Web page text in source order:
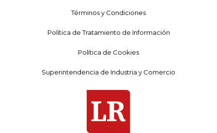
Términos y Condiciones
Política de Tratamiento de Información
Política de Cookies
Superintendencia de Industria y Comercio